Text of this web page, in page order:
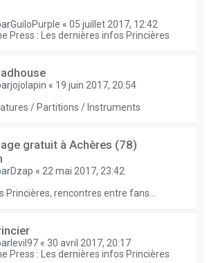
GuiloPurple « 05 juillet 2017, 12:42
Press : Les dernières infos Princières
jojolapin « 19 juin 2017, 20:54
/ Partitions / Instruments
gratuit à Achères (78)
Dzap « 22 mai 2017, 23:42
Princières, rencontres entre fans...
levil97 « 30 avril 2017, 20:17
Press : Les dernières infos Princières